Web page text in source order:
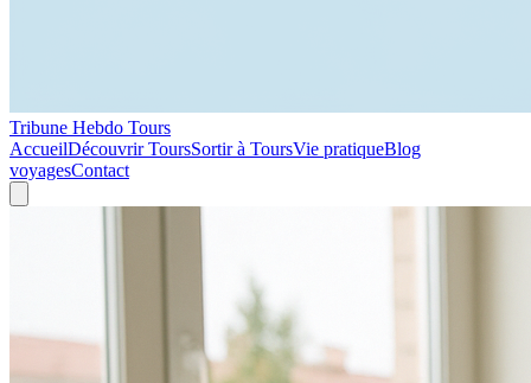
Tribune Hebdo Tours
AccueilDécouvrir ToursSortir à ToursVie pratiqueBlog
voyagesContact